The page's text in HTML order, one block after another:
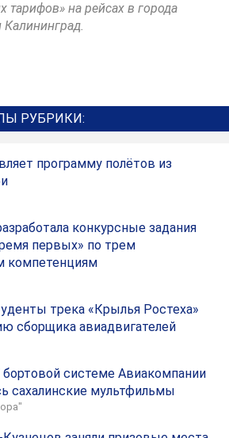
тарифов» на рейсах в города
Калининград.
РУБРИКИ:
программу полётов из
конкурсные задания
первых» по трем
компетенциям
трека «Крылья Ростеха»
сборщика авиадвигателей
системе Авиакомпании
сахалинские мультфильмы